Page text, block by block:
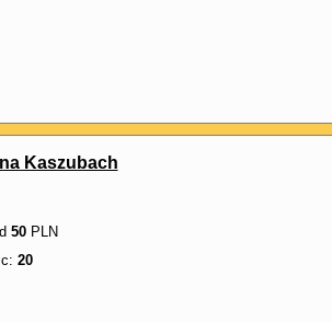
Kaszubach
50PLN
20